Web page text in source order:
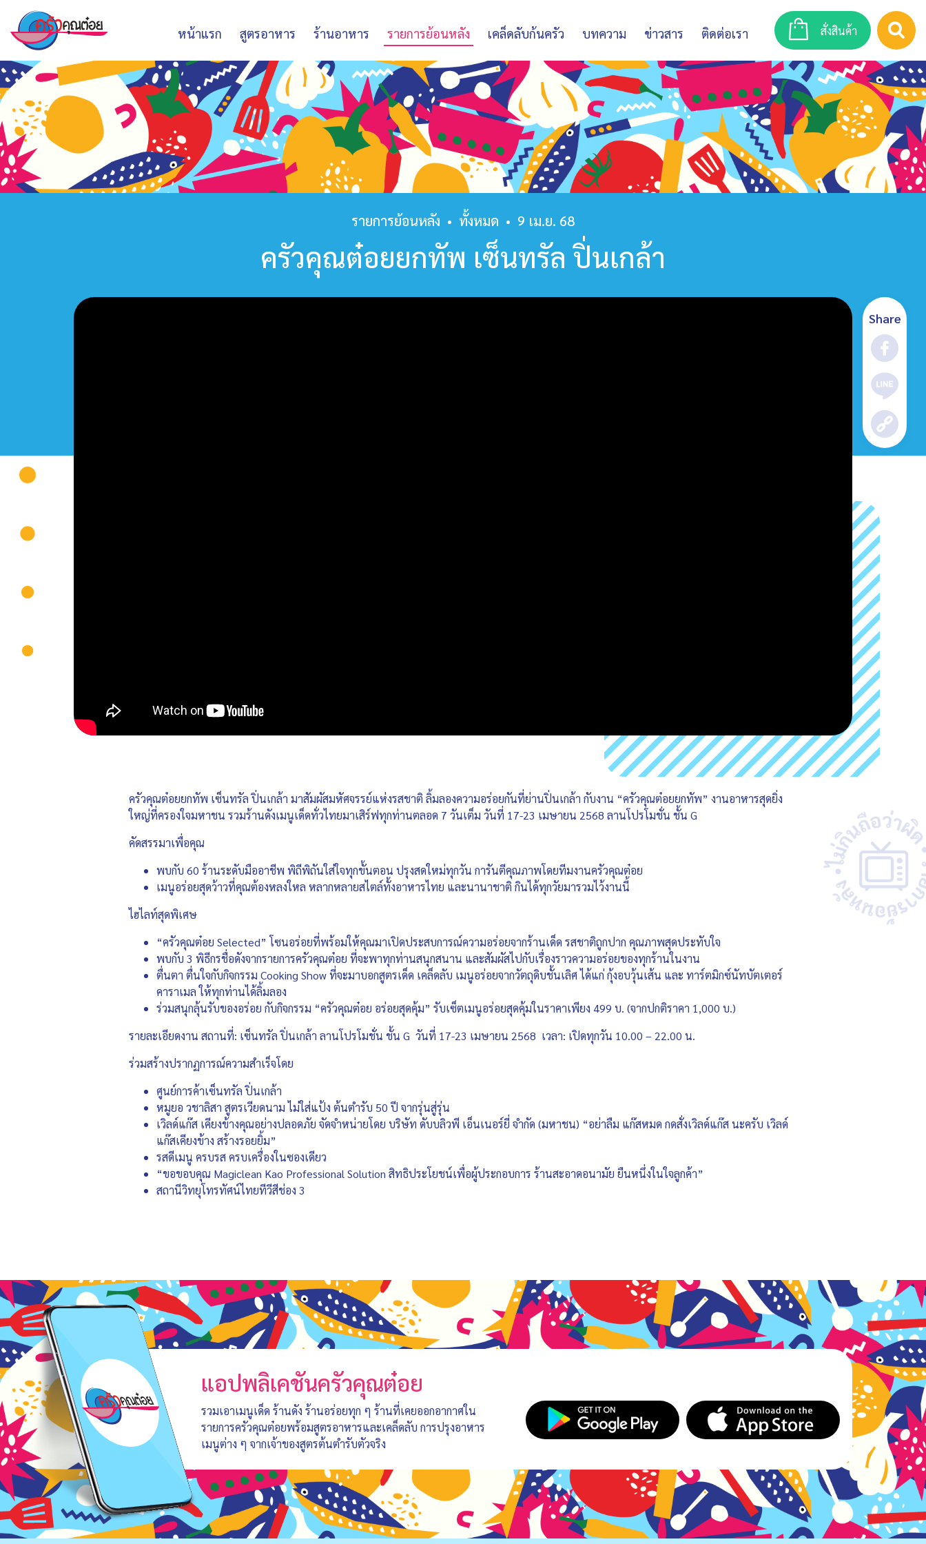
หน้าแรก สูตรอาหาร ร้านอาหาร รายการย้อนหลัง เคล็ดลับก้นครัว บทความ ข่าวสาร ติดต่อเรา สั่งสินค้า
รายการย้อนหลัง • ทั้งหมด • 9 เม.ย. 68
ครัวคุณต๋อยยกทัพ เซ็นทรัล ปิ่นเกล้า
Share
ครัวคุณต๋อยยกทัพ เซ็นทรัล ปิ่นเกล้า มาสัมผัสมหัศจรรย์แห่งรสชาติ ลิ้มลองความอร่อยกันที่ย่านปิ่นเกล้า กับงาน “ครัวคุณต๋อยยกทัพ” งานอาหารสุดยิ่ง
ใหญ่ที่ครองใจมหาชน รวมร้านดังเมนูเด็ดทั่วไทยมาเสิร์ฟทุกท่านตลอด 7 วันเต็ม วันที่ 17-23 เมษายน 2568 ลานโปรโมชั่น ชั้น G
คัดสรรมาเพื่อคุณ
พบกับ 60 ร้านระดับมืออาชีพ พิถีพิถันใส่ใจทุกขั้นตอน ปรุงสดใหม่ทุกวัน การันตีคุณภาพโดยทีมงานครัวคุณต๋อย
เมนูอร่อยสุดว้าวที่คุณต้องหลงใหล หลากหลายสไตล์ทั้งอาหารไทย และนานาชาติ กินได้ทุกวัยมารวมไว้งานนี้
ไฮไลท์สุดพิเศษ
“ครัวคุณต๋อย Selected” โซนอร่อยที่พร้อมให้คุณมาเปิดประสบการณ์ความอร่อยจากร้านเด็ด รสชาติถูกปาก คุณภาพสุดประทับใจ
พบกับ 3 พิธีกรชื่อดังจากรายการครัวคุณต๋อย ที่จะพาทุกท่านสนุกสนาน และสัมผัสไปกับเรื่องราวความอร่อยของทุกร้านในงาน
ตื่นตา ตื่นใจกับกิจกรรม Cooking Show ที่จะมาบอกสูตรเด็ด เคล็ดลับ เมนูอร่อยจากวัตถุดิบชั้นเลิศ ได้แก่ กุ้งอบวุ้นเส้น และ ทาร์ตมิกซ์นัทบัตเตอร์
คาราเมล ให้ทุกท่านได้ลิ้มลอง
ร่วมสนุกลุ้นรับของอร่อย กับกิจกรรม “ครัวคุณต๋อย อร่อยสุดคุ้ม” รับเซ็ตเมนูอร่อยสุดคุ้มในราคาเพียง 499 บ. (จากปกติราคา 1,000 บ.)
รายละเอียดงาน สถานที่: เซ็นทรัล ปิ่นเกล้า ลานโปรโมชั่น ชั้น G วันที่ 17-23 เมษายน 2568 เวลา: เปิดทุกวัน 10.00 – 22.00 น.
ร่วมสร้างปรากฏการณ์ความสำเร็จโดย
ศูนย์การค้าเซ็นทรัล ปิ่นเกล้า
หมูยอ วชาลิสา สูตรเวียดนาม ไม่ใส่แป้ง ต้นตำรับ 50 ปี จากรุ่นสู่รุ่น
เวิลด์แก๊ส เคียงข้างคุณอย่างปลอดภัย จัดจำหน่ายโดย บริษัท ดับบลิวพี เอ็นเนอร์ยี่ จำกัด (มหาชน) “อย่าลืม แก๊สหมด กดสั่งเวิลด์แก๊ส นะครับ เวิลด์
แก๊สเคียงข้าง สร้างรอยยิ้ม”
รสดีเมนู ครบรส ครบเครื่องในซองเดียว
“ขอขอบคุณ Magiclean Kao Professional Solution สิทธิประโยชน์เพื่อผู้ประกอบการ ร้านสะอาดอนามัย ยืนหนึ่งในใจลูกค้า”
สถานีวิทยุโทรทัศน์ไทยทีวีสีช่อง 3
แอปพลิเคชันครัวคุณต๋อย
รวมเอาเมนูเด็ด ร้านดัง ร้านอร่อยทุก ๆ ร้านที่เคยออกอากาศใน
รายการครัวคุณต๋อยพร้อมสูตรอาหารและเคล็ดลับ การปรุงอาหาร
เมนูต่าง ๆ จากเจ้าของสูตรต้นตำรับตัวจริง